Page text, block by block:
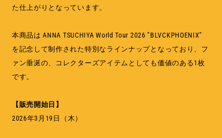
た仕上がりとなっています。
本商品は ANNA TSUCHIYA World Tour 2026 ”BLVCKPHOENIX”
を記念して制作された特別なラインナップとなっており、フ
ァン垂涎の、コレクターズアイテムとしても価値のある1枚
です。
【販売開始日】
2026年3月19日（木）